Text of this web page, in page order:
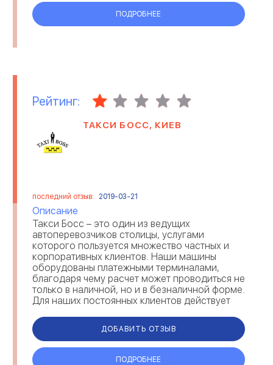
ПОДРОБНЕЕ
Рейтинг:
ТАКСИ БОСС, КИЕВ
последний отзыв: 2019-03-21
Описание
Такси Босс – это один из ведущих
автоперевозчиков столицы, услугами
которого пользуется множество частных и
корпоративных клиентов. Наши машины
оборудованы платежными терминалами,
благодаря чему расчет может проводиться не
только в наличной, но и в безналичной форме.
Для наших постоянных клиентов действует
гибкая система скидок, размер которых
варьируется в пределах о...
ДОБАВИТЬ ОТЗЫВ
ПОДРОБНЕЕ